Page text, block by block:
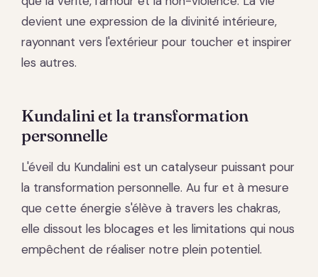
devient une expression de la divinité intérieure,
rayonnant vers l'extérieur pour toucher et inspirer
les autres.
Kundalini et la transformation
personnelle
L'éveil du Kundalini est un catalyseur puissant pour
la transformation personnelle. Au fur et à mesure
que cette énergie s'élève à travers les chakras,
elle dissout les blocages et les limitations qui nous
empêchent de réaliser notre plein potentiel.